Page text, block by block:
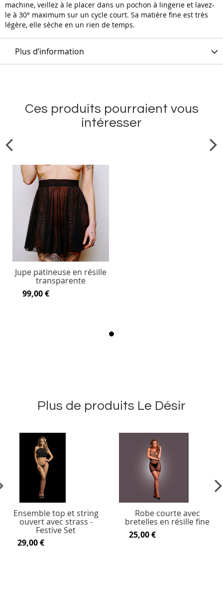
machine, veillez à le placer dans un pochon à lingerie et lavez-
le à 30° maximum sur un cycle court. Sa matière fine est très
légère, elle sèche en un rien de temps.
Plus d’information
Ces produits pourraient vous
intéresser
Jupe patineuse en résille
transparente
99,00 €
Plus de produits Le Désir
Ensemble top et string
ouvert avec strass -
Festive Set
29,00 €
Robe courte avec
bretelles en résille fine
25,00 €